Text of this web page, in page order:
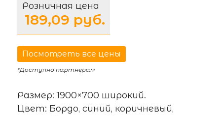
Розничная цена
189,09 pуб.
Посмотреть все цены
*Доступно партнерам
Размер: 1900×700 широкий.
Цвет: Бордо, синий, коричневый,